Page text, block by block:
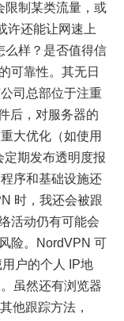
限制某类流量，或
许还能让网速上
么样？是否值得信
可靠性。其无日
司总部位于注重
后，对服务器的
大优化（如使用
期发布透明度报
序和基础设施还
时，我还会被跟
活动仍有可能会
险。NordVPN 可
户的个人 IP地
虽然还有浏览器
他跟踪方法，